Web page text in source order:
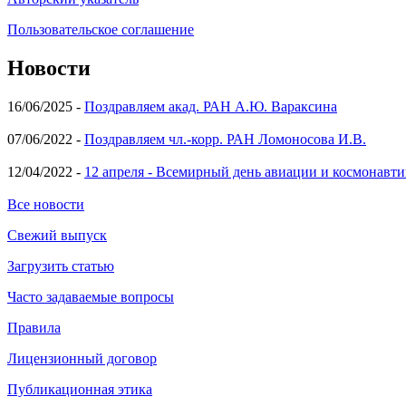
Пользовательское соглашение
Новости
16/06/2025 - Поздравляем акад. РАН А.Ю. Вараксина
07/06/2022 - Поздравляем чл.-корр. РАН Ломоносова И.В.
12/04/2022 - 12 апреля - Всемирный день авиации и
Все новости
Свежий выпуск
Загрузить статью
Часто задаваемые вопросы
Правила
Лицензионный договор
Публикационная этика